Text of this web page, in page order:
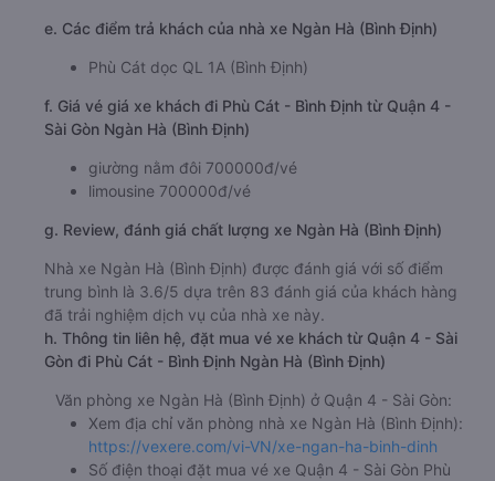
e. Các điểm trả khách của nhà xe Ngàn Hà (Bình Định)
Phù Cát dọc QL 1A (Bình Định)
f. Giá vé giá xe khách đi Phù Cát - Bình Định từ Quận 4 -
Sài Gòn Ngàn Hà (Bình Định)
giường nằm đôi 700000đ/vé
limousine 700000đ/vé
g. Review, đánh giá chất lượng xe Ngàn Hà (Bình Định)
Nhà xe Ngàn Hà (Bình Định) được đánh giá với số điểm
trung bình là 3.6/5 dựa trên 83 đánh giá của khách hàng
đã trải nghiệm dịch vụ của nhà xe này.
h. Thông tin liên hệ, đặt mua vé xe khách từ Quận 4 - Sài
Gòn đi Phù Cát - Bình Định Ngàn Hà (Bình Định)
Văn phòng xe Ngàn Hà (Bình Định) ở Quận 4 - Sài Gòn:
Xem địa chỉ văn phòng nhà xe Ngàn Hà (Bình Định):
https://vexere.com/vi-VN/xe-ngan-ha-binh-dinh
Số điện thoại đặt mua vé xe Quận 4 - Sài Gòn Phù